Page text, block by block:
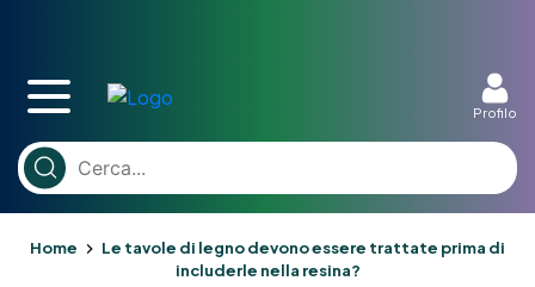
Profilo
Home
Le tavole di legno devono essere trattate prima di
includerle nella resina?